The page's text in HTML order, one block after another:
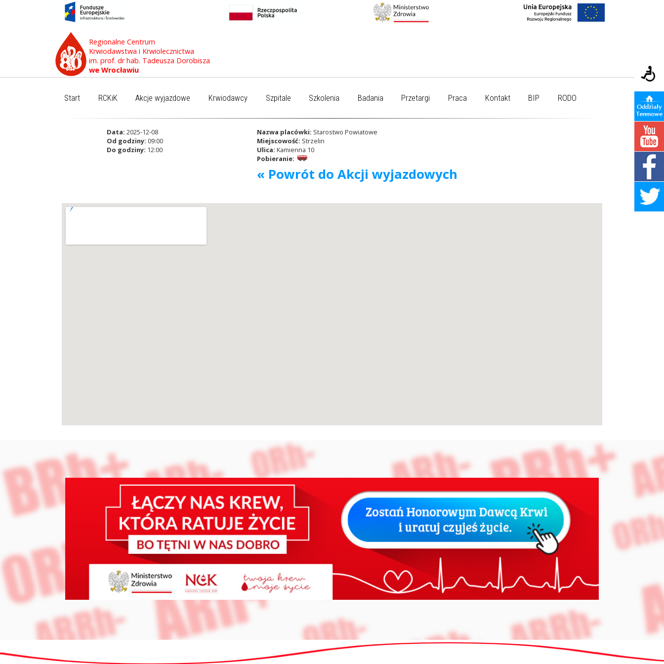
Regionalne Centrum
Krwiodawstwa i Krwiolecznictwa
im. prof. dr hab. Tadeusza Dorobisza
we Wrocławiu
Start RCKiK Akcje wyjazdowe Krwiodawcy Szpitale Szkolenia Badania Przetargi Praca Kontakt BIP RODO
Data: 2025-12-08
Od godziny: 09:00
Do godziny: 12:00
Nazwa placówki: Starostwo Powiatowe
Miejscowość: Strzelin
Ulica: Kamienna 10
Pobieranie:
« Powrót do Akcji wyjazdowych